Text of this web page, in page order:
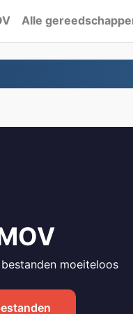
Alle
moeiteloos